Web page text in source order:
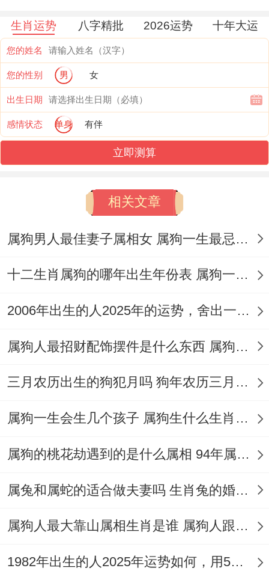
要留意的是 - 属狗朋友的本位方（西北）和
属猪朋友的本位方是一样的，都是西北方,西
北方2024与2025岁破方都是西北。
不同之处是、2024西北方有吉星【四绿】帮
忙平衡一下，弱化岁煞之气。但2025就不同
了，2025西北面临【三碧禄存星】坐守 - 这
颗星出现、易有口舌、是非、官非。
不瞒你说 - 故而 - 工作上关联要自己签署的
文件~要仔细核对，自己负责的项目要保管
好机密内容。平时工作中~多做少说，减少
司上层的一些内幕八卦，少去参与讨论~以
西北的干净整洁、再再西北方放置一个‘祥安
阁福星呈祥’减少三碧是非星的煞气，寓意
3、感情运气
感情是全年运气最好的一个方面,因【红鸾】
参加一些些社交活动，扩大自己的社交圈
生肖运势 八字精批 2026运势 十年大运
您的姓名
您的性别 男 女
出生日期
感情状态 单身 有伴
立即测算
相关文章
属狗男人最佳妻子属相女 属狗一生最忌3个人是哪些属相
十二生肖属狗的哪年出生年份表 属狗一生需要经历哪三大劫难
2006年出生的人2025年的运势，舍出一些破小耗危机
属狗人最招财配饰摆件是什么东西 属狗的人不能在生活佩戴什么
三月农历出生的狗犯月吗 狗年农历三月出生的人犯月化解
属狗一生会生几个孩子 属狗生什么生肖属相孩子最旺
属狗的桃花劫遇到的是什么属相 94年属狗女姻缘在何时
属兔和属蛇的适合做夫妻吗 生肖兔的婚姻情况到底好不好
属狗人最大靠山属相生肖是谁 属狗人跟谁一起能财源滚滚且最富
1982年出生的人2025年运势如何，用5个妙招创佳绩